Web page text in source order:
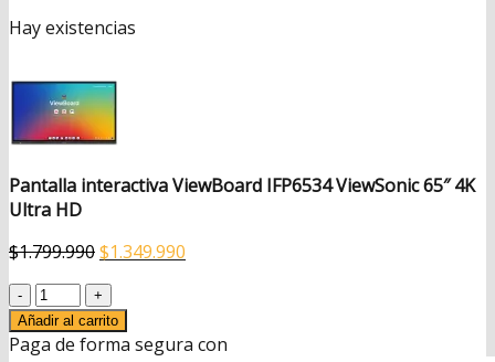
Hay existencias
Pantalla interactiva ViewBoard IFP6534 ViewSonic 65″ 4K
Ultra HD
$1.799.990El
original
era:
$1.799.990.
$1.349.990
$1.349.990.
Pantalla
interactiva
ViewBoard
Añadir al carrito
Paga de forma segura con